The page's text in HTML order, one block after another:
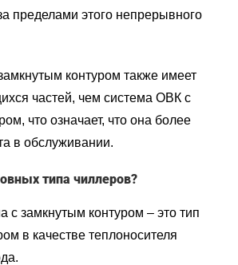
пределами этого непрерывного
контуром также имеет
частей, чем система ОВК с
что означает, что она более
в обслуживании.
типа чиллеров?
с замкнутым контуром – это тип
в качестве теплоносителя